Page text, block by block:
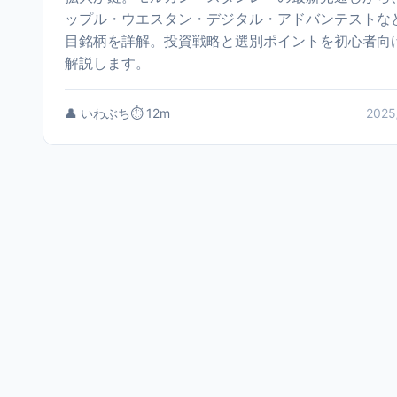
ップル・ウエスタン・デジタル・アドバンテストな
目銘柄を詳解。投資戦略と選別ポイントを初心者向
解説します。
👤 いわぶち⏱️ 12m